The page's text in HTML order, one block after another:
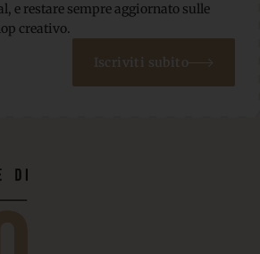
e restare sempre aggiornato sulle
creativo.
Iscriviti subito